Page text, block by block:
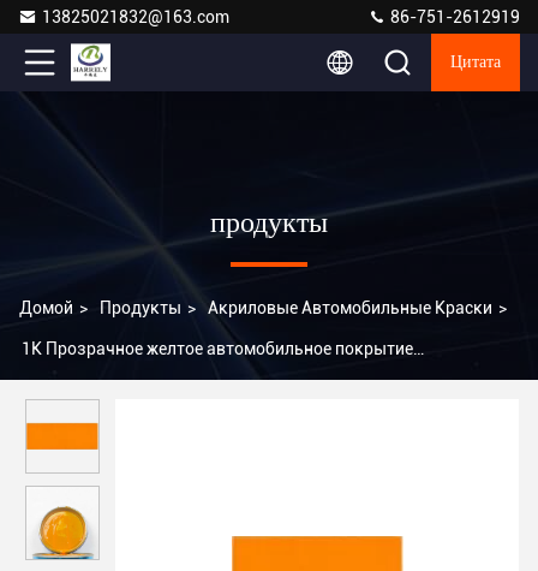
13825021832@163.com 86-751-2612919
Цитата
продукты
Домой > Продукты > Акриловые Автомобильные Краски >
1K Прозрачное желтое автомобильное покрытие